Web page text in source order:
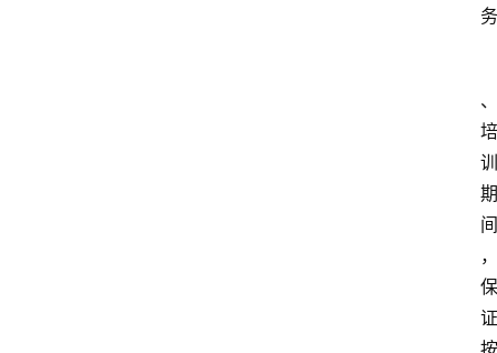
务
、
培
训
期
间
，
保
证
按